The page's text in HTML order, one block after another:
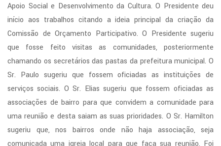
Apoio Social e Desenvolvimento da Cultura. O Presidente deu
início aos trabalhos citando a ideia principal da criação da
Comissão de Orçamento Participativo. O Presidente sugeriu
que fosse feito visitas as comunidades, posteriormente
chamando os secretários das pastas da prefeitura municipal. O
Sr. Paulo sugeriu que fossem oficiadas as instituições de
serviços sociais. O Sr. Elias sugeriu que fossem oficiadas as
associações de bairro para que convidem a comunidade para
uma reunião e desta saiam as suas prioridades. O Sr. Hamilton
sugeriu que, nos bairros onde não haja associação, seja
comunicada uma igreja local para que faça sua reunião. Foi